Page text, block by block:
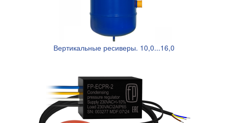
Вертикальные ресиверы. 10,0...16,0